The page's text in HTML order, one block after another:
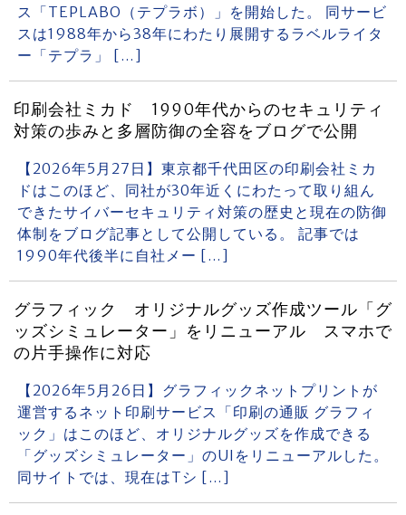
ス「TEPLABO（テプラボ）」を開始した。 同サービ
スは1988年から38年にわたり展開するラベルライタ
ー「テプラ」 […]
印刷会社ミカド 1990年代からのセキュリティ
対策の歩みと多層防御の全容をブログで公開
【2026年5月27日】東京都千代田区の印刷会社ミカ
ドはこのほど、同社が30年近くにわたって取り組ん
できたサイバーセキュリティ対策の歴史と現在の防御
体制をブログ記事として公開している。 記事では
1990年代後半に自社メー […]
グラフィック オリジナルグッズ作成ツール「グ
ッズシミュレーター」をリニューアル スマホで
の片手操作に対応
【2026年5月26日】グラフィックネットプリントが
運営するネット印刷サービス「印刷の通販 グラフィ
ック」はこのほど、オリジナルグッズを作成できる
「グッズシミュレーター」のUIをリニューアルした。
同サイトでは、現在はTシ […]